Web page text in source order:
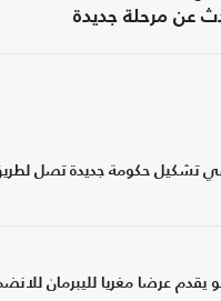
عن مرحلة جديدة
تشكيل حكومة جديدة تصل
يقدم عرضا مغريا لليبرمان